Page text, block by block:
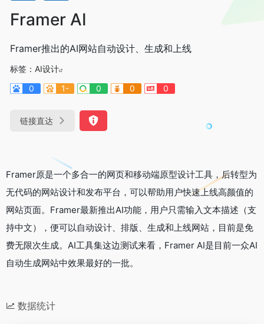
Framer AI
Framer推出的AI网站自动设计、生成和上线
标签： AI设计
0
1- 0 0 0
链接直达
Framer原是一个多合一的网页和移动端原型设计工具，后转型为
无代码的网站设计和发布平台，可以帮助用户快速上线高颜值的
网站页面。Framer最新推出AI功能，用户只需输入文本描述（支
持中文），便可以自动设计、排版、生成和上线网站，目前是免
费无限次生成。AI工具集这边测试来看，Framer AI是目前一众AI
自动生成网站中效果最好的一批。
数据统计